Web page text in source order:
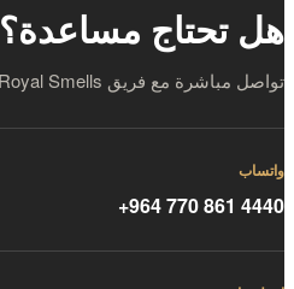
هل تحتاج مساعدة؟
تواصل مباشرة مع فريق Royal Smells عبر القناة التي تناسبك.
واتساب
+964 770 861 4440